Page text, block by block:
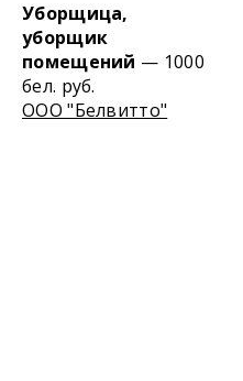
Уборщица,
уборщик
помещений — 1000
бел. руб.
ООО "Белвитто"